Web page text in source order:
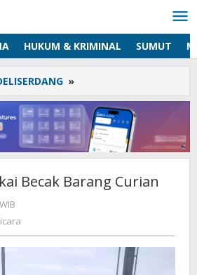
HUKUM & KRIMINAL SUMUT
»
Kereta
Pakai
Becak
Barang
Curian
Becak Barang Curian
Bicara